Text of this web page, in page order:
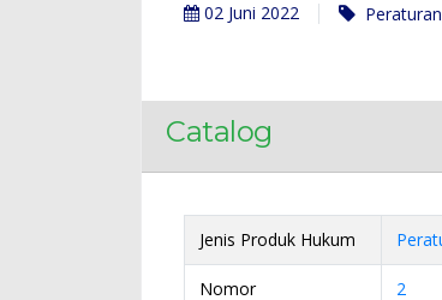
02 Juni 2022
Catalog
Jenis Produk Hukum
Nomor 2